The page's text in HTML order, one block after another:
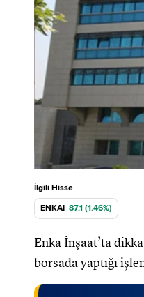
İlgili Hisse
ENKAI 87.1 (1.46%)
Enka İnşaat’ta
borsada yaptığı